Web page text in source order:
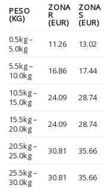
PESO
(KG)
ZONA
R
(EUR)
ZONA
S
(EUR)
0.5kg –
5.0kg
11.26 13.02
5.5kg –
10.0kg
16.86 17.44
10.5kg –
15.0kg
24.09 28.74
15.5kg –
20.0kg
24.09 28.74
20.5kg –
25.0kg
30.81 35.66
25.5kg –
30.0kg
30.81 35.66